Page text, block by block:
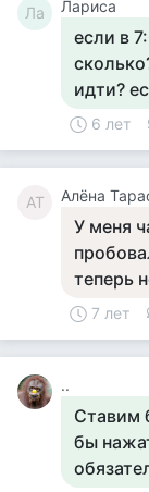
Ла Лариса
если в
идти?
6 лет
АТ Алёна
У меня
теперь
7 лет
..
Ставим
бы